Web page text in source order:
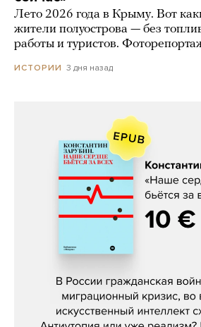
Лето 2026 года в Крыму. Вот
жители полуострова — без
работы и туристов.
ИСТОРИИ 3 дня назад
Константин Зарубин,